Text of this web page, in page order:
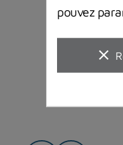
pouvez
clear